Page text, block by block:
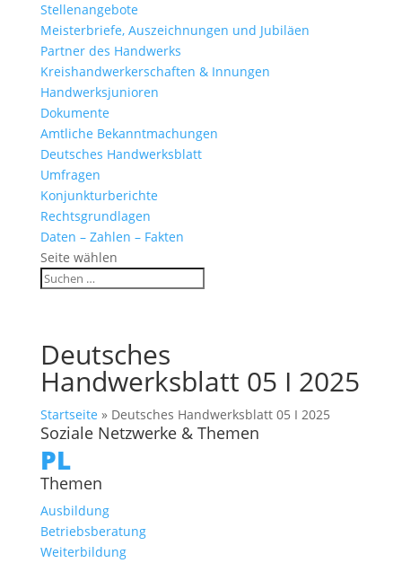
Stellenangebote
Meisterbriefe, Auszeichnungen und Jubiläen
Partner des Handwerks
Kreishandwerkerschaften & Innungen
Handwerksjunioren
Dokumente
Amtliche Bekanntmachungen
Deutsches Handwerksblatt
Umfragen
Konjunkturberichte
Rechtsgrundlagen
Daten – Zahlen – Fakten
Seite wählen
Deutsches
Handwerksblatt 05 I 2025
Startseite » Deutsches Handwerksblatt 05 I 2025
Soziale Netzwerke & Themen
PL
Themen
Ausbildung
Betriebsberatung
Weiterbildung